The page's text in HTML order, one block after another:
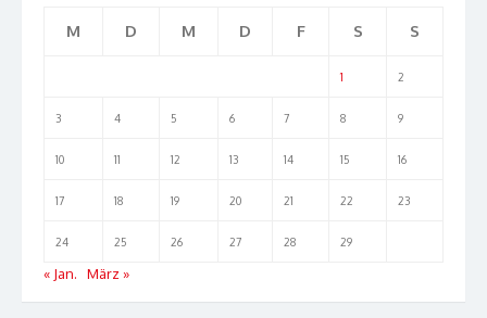
M D M D F S S
1 2
3 4 5 6 7 8 9
10 11 12 13 14 15 16
17 18 19 20 21 22 23
24 25 26 27 28 29
« Jan. März »